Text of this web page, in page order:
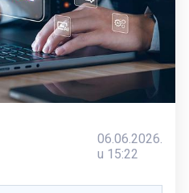
06.06.2026.
u 15:22